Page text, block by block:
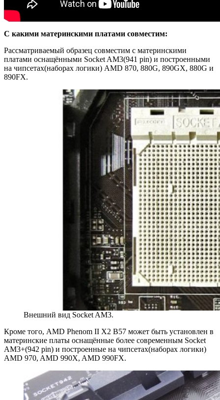
С какими материнскими платами совместим:
Рассматриваемый образец совместим с материнскими
платами оснащёнными Socket AM3(941 pin) и построенными
на чипсетах(наборах логики) AMD 870, 880G, 890GX, 880G и
890FX.
Внешний вид Socket AM3.
Кроме того, AMD Phenom II X2 B57 может быть установлен в
материнские платы оснащённые более современным Socket
AM3+(942 pin) и построенные на чипсетах(наборах логики)
AMD 970, AMD 990X, AMD 990FX.